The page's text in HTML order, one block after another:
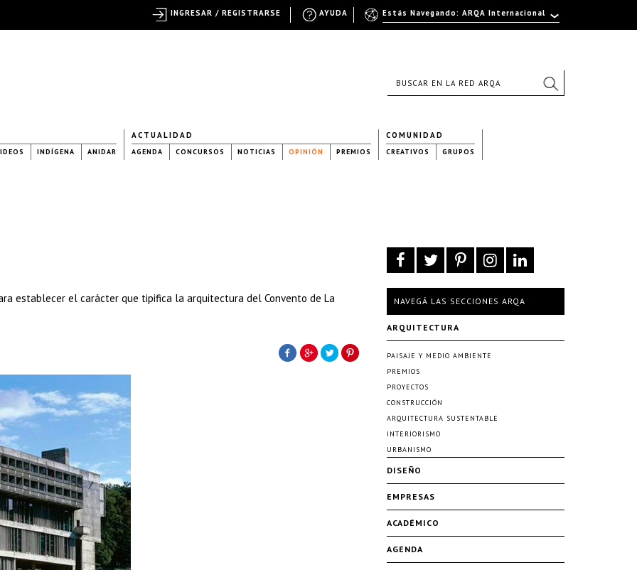
INDÍGENA ANIDAR
ACTUALIDAD
AGENDA CONCURSOS NOTICIAS OPINIÓN PREMIOS
COMUNIDAD
CREATIVOS GRUPOS
establecer el carácter que tipifica la arquitectura del Convento de La NAVEGÁ LAS SECCIONES ARQA
ARQUITECTURA
PAISAJE Y MEDIO AMBIENTE
PREMIOS
PROYECTOS
CONSTRUCCIÓN
ARQUITECTURA SUSTENTABLE
INTERIORISMO
URBANISMO
DISEÑO
EMPRESAS
ACADÉMICO
AGENDA
Estás Navegando: ARQA Internacional
AYUDA
INGRESAR / REGISTRARSE